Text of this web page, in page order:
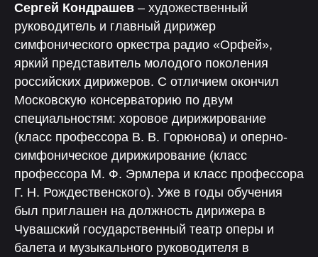
Сергей Кондрашев – художественный
руководитель и главный дирижер
симфонического оркестра радио «Орфей»,
яркий представитель молодого поколения
российских дирижеров. С отличием окончил
Московскую консерваторию по двум
специальностям: хоровое дирижирование
(класс профессора В. В. Горюнова) и оперно-
симфоническое дирижирование (класс
профессора М. Ф. Эрмлера и класс профессора
Г. Н. Рождественского). Уже в годы обучения
был приглашен на должность дирижера в
Чувашский государственный театр оперы и
балета и музыкального руководителя в